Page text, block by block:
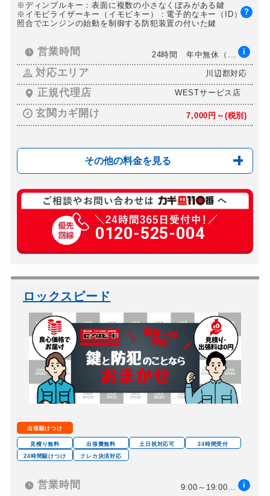
※ディンプルキー：表面に複数の小さなくぼみがある鍵
※イモビライザーキー（イモビキー）：電子的なキー（ID）の
照合でエンジンの始動を制御する防犯装置の付いた鍵
営業時間 24時間 年中無休（... i
対応エリア 川辺郡対応
正規代理店 WESTサービス店
?
玄関カギ開け 7,000円～(税別)
その他の料金を見る
玄関カギ複製 499円(税込)～
玄関カギ開け 7,000円～(税別)
玄関カギ修理 7,000円～(税別)
玄関カギ交換
車カギ開け 7,000円～(税別)
バイクカギ開け 7,000円～(税別)
バイクカギ作成 7,000円～(税別)
金庫カギ開け 7,000円～(税別)
ロッカーカギ開け 7,000円～(税別)
0120-525-004
ロックスピード
出張駆けつけ
見積り無料 出張費無料 土日祝対応可
24時間受付
24時間駆けつけ
クレカ決済対応
営業時間 9:00～19:00... i